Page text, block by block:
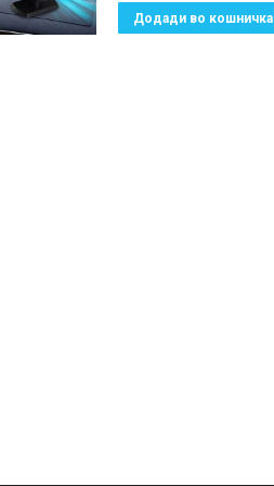
Додади во кошничка